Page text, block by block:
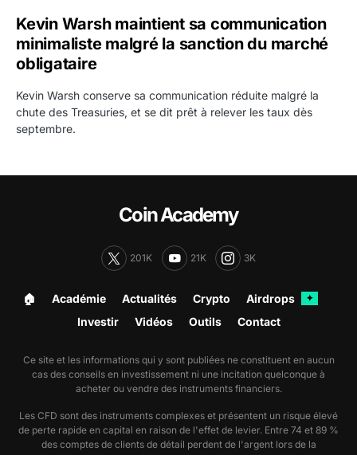
Kevin Warsh maintient sa communication
minimaliste malgré la sanction du marché
obligataire
Kevin Warsh conserve sa communication réduite malgré la
chute des Treasuries, et se dit prêt à relever les taux dès
septembre.
Coin Academy
201K 21K 3K
🏠︎ Académie Actualités Crypto Airdrops ✦
Investir Vidéos Outils Contact
Ce site et les informations qui y sont publiées ne constituent en aucun
cas des conseils en investissement ni une incitation quelconque à
acheter ou vendre des instruments financiers.
Les CFD sont des instruments complexes et présentent un risque élevé
de perte rapide en capital en raison de l'effet de levier. Entre 74 et 89 %
des comptes de clients de détail perdent de l'argent lors de la